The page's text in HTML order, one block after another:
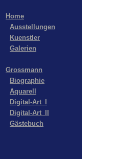
Home
Ausstellungen
Kuenstler
Galerien
Grossmann
Biographie
Aquarell
Digital-Art_I
Digital-Art_II
Gästebuch